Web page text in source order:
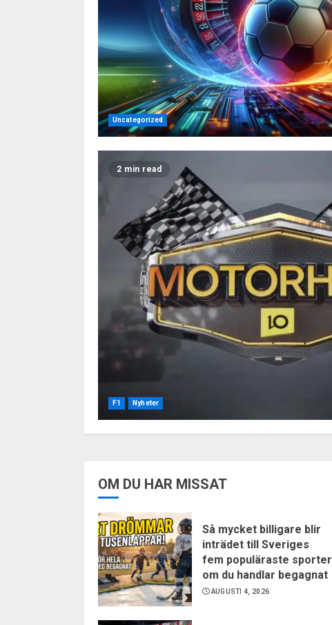
Uncategorized
2 min read
F1 Nyheter
OM DU HAR MISSAT
Så mycket billigare blir
inträdet till Sveriges
fem populäraste sporter
om du handlar begagnat
AUGUSTI 4, 2026